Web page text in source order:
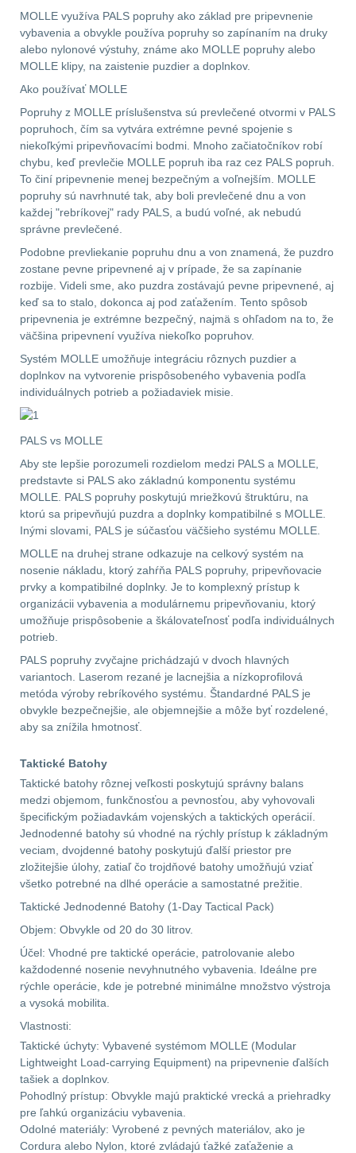
zbraniam33
AR15 19
.227
.223 (5.56mm) 8
.243 .260 (6.5mm)7
.270 .280 (7mm)7
.30 .308 (7.62mm)
11
12GA, 20GA10
.40 .41 6
.44 .45 6
.357 .38 (9mm)7
19116
AR104
Popruhy a poutka40
OPTIKY (145)
Kolimátory53
Zvětšovací moduly5
Na vzduchovku15
Na kuše2
Přesné střílení22
Velký oční reliéf 1
Na dlouhé vzdálenosti 13
Multi-range32
Krátka a střední
vzdálenost16
Monokuláry5
Príslušenstvo pre
optiku
MOLLE využíva PALS popruhy ako základ pre pripevnenie
vybavenia a obvykle používa popruhy so zapínaním na druky
alebo nylonové výstuhy, známe ako MOLLE popruhy alebo
MOLLE klipy, na zaistenie puzdier a doplnkov.
Ako používať MOLLE
Popruhy z MOLLE príslušenstva sú prevlečené otvormi v PALS
popruhoch, čím sa vytvára extrémne pevné spojenie s
niekoľkými pripevňovacími bodmi. Mnoho začiatočníkov robí
chybu, keď prevlečie MOLLE popruh iba raz cez PALS popruh.
To činí pripevnenie menej bezpečným a voľnejším. MOLLE
popruhy sú navrhnuté tak, aby boli prevlečené dnu a von
každej "rebríkovej" rady PALS, a budú voľné, ak nebudú
správne prevlečené.
Podobne prevliekanie popruhu dnu a von znamená, že puzdro
zostane pevne pripevnené aj v prípade, že sa zapínanie
rozbije. Videli sme, ako puzdra zostávajú pevne pripevnené, aj
keď sa to stalo, dokonca aj pod zaťažením. Tento spôsob
pripevnenia je extrémne bezpečný, najmä s ohľadom na to, že
väčšina pripevnení využíva niekoľko popruhov.
Systém MOLLE umožňuje integráciu rôznych puzdier a
doplnkov na vytvorenie prispôsobeného vybavenia podľa
individuálnych potrieb a požiadaviek misie.
PALS vs MOLLE
Aby ste lepšie porozumeli rozdielom medzi PALS a MOLLE,
predstavte si PALS ako základnú komponentu systému
MOLLE. PALS popruhy poskytujú mriežkovú štruktúru, na
ktorú sa pripevňujú puzdra a doplnky kompatibilné s MOLLE.
Inými slovami, PALS je súčasťou väčšieho systému MOLLE.
MOLLE na druhej strane odkazuje na celkový systém na
nosenie nákladu, ktorý zahŕňa PALS popruhy, pripevňovacie
prvky a kompatibilné doplnky. Je to komplexný prístup k
organizácii vybavenia a modulárnemu pripevňovaniu, ktorý
umožňuje prispôsobenie a škálovateľnosť podľa individuálnych
potrieb.
PALS popruhy zvyčajne prichádzajú v dvoch hlavných
variantoch. Laserom rezané je lacnejšia a nízkoprofilová
metóda výroby rebríkového systému. Štandardné PALS je
obvykle bezpečnejšie, ale objemnejšie a môže byť rozdelené,
aby sa znížila hmotnosť.
Taktické Batohy
Taktické batohy rôznej veľkosti poskytujú správny balans
medzi objemom, funkčnosťou a pevnosťou, aby vyhovovali
špecifickým požiadavkám vojenských a taktických operácií.
Jednodenné batohy sú vhodné na rýchly prístup k základným
veciam, dvojdenné batohy poskytujú ďalší priestor pre
zložitejšie úlohy, zatiaľ čo trojdňové batohy umožňujú vziať
všetko potrebné na dlhé operácie a samostatné prežitie.
Taktické Jednodenné Batohy (1-Day Tactical Pack)
Objem: Obvykle od 20 do 30 litrov.
Účel: Vhodné pre taktické operácie, patrolovanie alebo
každodenné nosenie nevyhnutného vybavenia. Ideálne pre
rýchle operácie, kde je potrebné minimálne množstvo výstroja
a vysoká mobilita.
Vlastnosti:
Taktické úchyty: Vybavené systémom MOLLE (Modular
Lightweight Load-carrying Equipment) na pripevnenie ďalších
tašiek a doplnkov.
Pohodlný prístup: Obvykle majú praktické vrecká a priehradky
pre ľahkú organizáciu vybavenia.
Odolné materiály: Vyrobené z pevných materiálov, ako je
Cordura alebo Nylon, ktoré zvládajú ťažké zaťaženie a